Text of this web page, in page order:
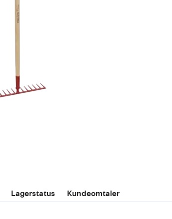
Lagerstatus Kundeomtaler